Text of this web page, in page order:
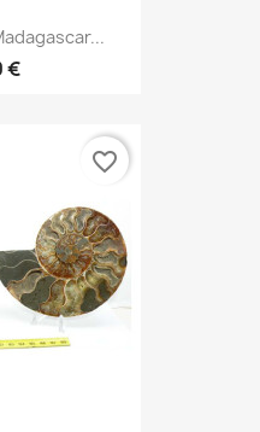
€
favorite_border